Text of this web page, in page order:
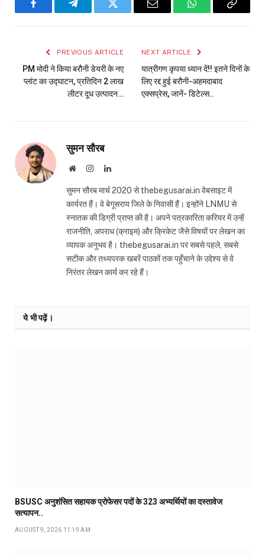
FacebookTelegramTwitter Email WhatsAppCopy
PREVIOUS ARTICLE
PM मोदी ने किया बरौनी डेयरी के नए
प्लांट का उद्घाटन, प्रतिदिन 2 लाख
लीटर दूध उत्पादन…
NEXT ARTICLE
यात्रीगण कृपया ध्यान दें!! इतने दिनों के
लिए रद्द हुई बरौनी-अहमदाबाद
एक्सप्रेस, जानें- डिटेल्स..
सुमन सौरब
WebsiteInstagramLinkedIn
सुमन सौरब मार्च 2020 से thebegusarai.in वेबसाइट में
कार्यरत हैं। वे बेगूसराय जिले के निवासी हैं। इन्होंने LNMU से
स्नातक की डिग्री प्राप्त की है। अपने पत्रकारिता करियर में उन्हें
राजनीति, अपराध (क्राइम) और क्रिकेट जैसे विषयों पर लेखन का
व्यापक अनुभव है। thebegusarai.in पर सबसे पहले, सबसे
सटीक और तथ्यपरक खबरें पाठकों तक पहुँचाने के उद्देश्य से वे
निरंतर लेखन कार्य कर रहे हैं।
ये भी पढ़ें।
BSUSC अनुशंसित सहायक प्रोफेसर पदों के 323 अभ्यर्थियों का दस्तावेज
सत्यापन..
AUGUST 9, 2026 11:19 AM